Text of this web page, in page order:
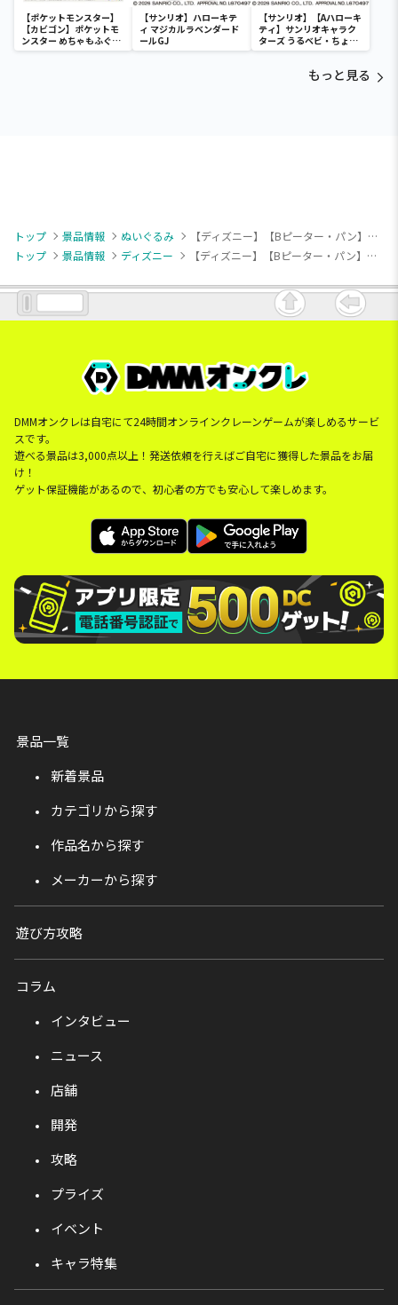
【ポケットモンスター】
【カビゴン】ポケットモ
ンスター めちゃもふぐっ
と ほっこりいやされぬい
【サンリオ】ハローキテ
ィ マジカルラベンダード
ールGJ
【サンリオ】【Aハローキ
ティ】サンリオキャラク
ターズ うるベビ・ちょい
デカドール
もっと見る
トップ 景品情報 ぬいぐるみ
【ディズニー】【Bピーター・パン】ディズニーキャラクター ころりんどわーふ ぬいぐるみVol.3（EX）
トップ
景品情報 ディズニー 【ディズニー】【Bピーター・パン】ディズニーキャラクター ころりんどわーふ ぬいぐるみVol.3（EX）
DMMオンクレは自宅にて24時間オンラインクレーンゲームが楽しめるサービ
スです。
遊べる景品は3,000点以上！発送依頼を行えばご自宅に獲得した景品をお届
け！
ゲット保証機能があるので、初心者の方でも安心して楽しめます。
景品一覧
新着景品
カテゴリから探す
作品名から探す
メーカーから探す
遊び方攻略
コラム
インタビュー
ニュース
店舗
開発
攻略
プライズ
イベント
キャラ特集